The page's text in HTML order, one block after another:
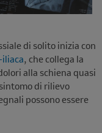
di solito inizia con
, che collega la
alla schiena quasi
di rilievo
possono essere